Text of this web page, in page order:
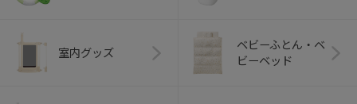
室内グッズ
ベビーふとん・ベ
ビーベッド